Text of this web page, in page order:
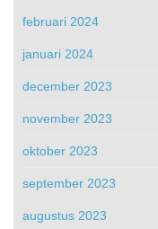
februari 2024
januari 2024
december 2023
november 2023
oktober 2023
september 2023
augustus 2023